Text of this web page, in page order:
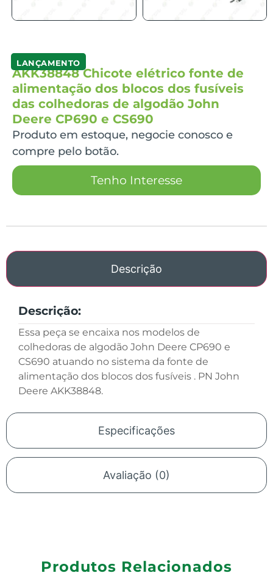
AKK38848 Chicote elétrico fonte de
alimentação dos blocos dos fusíveis
das colhedoras de algodão John
Deere CP690 e CS690
Produto em estoque, negocie conosco e
compre pelo botão.
Tenho Interesse
LANÇAMENTO
Descrição
Especificações
Avaliação (0)
Descrição:
Essa peça se encaixa nos modelos de
colhedoras de algodão John Deere CP690 e
CS690 atuando no sistema da fonte de
alimentação dos blocos dos fusíveis . PN John
Deere AKK38848.
Produtos Relacionados